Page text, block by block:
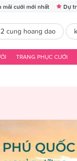
mãi cưới mới nhất Dự
cung hoang dao
TRANG PHỤC CƯỚI